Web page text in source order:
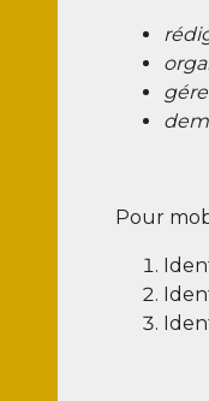
Pour